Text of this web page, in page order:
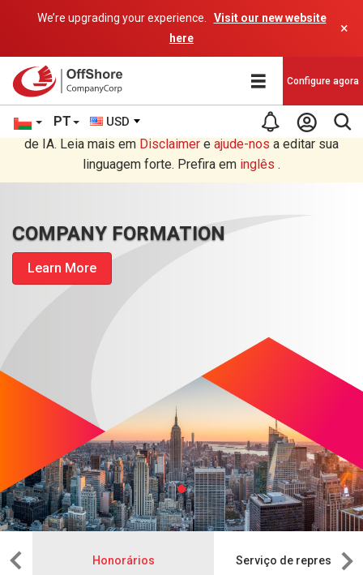
We’re upgrading your experience.
Visit our new website
here
×
PT USD
Configure agora
Você está lendo em Português tradução por um programa
de IA. Leia mais em Disclaimer e ajude-nos a editar sua
linguagem forte. Prefira em inglês .
COMPANY FORMATION
Learn More
Honorários Serviço de